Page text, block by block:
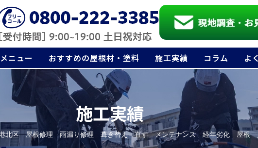
ニュー おすすめの屋根材・塗料 施工実績 コラム よ
施工実績
北区 屋根修理 雨漏り修理 葺き替え 直す メンテナンス 経年劣化 屋